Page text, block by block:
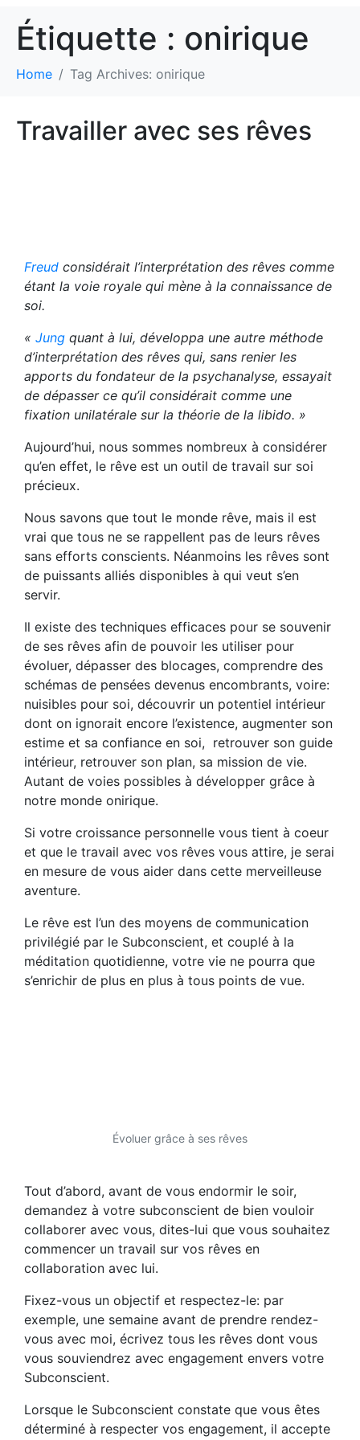
Étiquette : onirique
Home Tag Archives: onirique
Travailler avec ses rêves
Freud considérait l’interprétation des rêves comme
étant la voie royale qui mène à la connaissance de
soi.
« Jung quant à lui, développa une autre méthode
d’interprétation des rêves qui, sans renier les
apports du fondateur de la psychanalyse, essayait
de dépasser ce qu’il considérait comme une
fixation unilatérale sur la théorie de la libido. »
Aujourd’hui, nous sommes nombreux à considérer
qu’en effet, le rêve est un outil de travail sur soi
précieux.
Nous savons que tout le monde rêve, mais il est
vrai que tous ne se rappellent pas de leurs rêves
sans efforts conscients. Néanmoins les rêves sont
de puissants alliés disponibles à qui veut s’en
servir.
Il existe des techniques efficaces pour se souvenir
de ses rêves afin de pouvoir les utiliser pour
évoluer, dépasser des blocages, comprendre des
schémas de pensées devenus encombrants, voire:
nuisibles pour soi, découvrir un potentiel intérieur
dont on ignorait encore l’existence, augmenter son
estime et sa confiance en soi, retrouver son guide
intérieur, retrouver son plan, sa mission de vie.
Autant de voies possibles à développer grâce à
notre monde onirique.
Si votre croissance personnelle vous tient à coeur
et que le travail avec vos rêves vous attire, je serai
en mesure de vous aider dans cette merveilleuse
aventure.
Le rêve est l’un des moyens de communication
privilégié par le Subconscient, et couplé à la
méditation quotidienne, votre vie ne pourra que
s’enrichir de plus en plus à tous points de vue.
Évoluer grâce à ses rêves
Tout d’abord, avant de vous endormir le soir,
demandez à votre subconscient de bien vouloir
collaborer avec vous, dites-lui que vous souhaitez
commencer un travail sur vos rêves en
collaboration avec lui.
Fixez-vous un objectif et respectez-le: par
exemple, une semaine avant de prendre rendez-
vous avec moi, écrivez tous les rêves dont vous
vous souviendrez avec engagement envers votre
Subconscient.
Lorsque le Subconscient constate que vous êtes
déterminé à respecter vos engagement, il accepte